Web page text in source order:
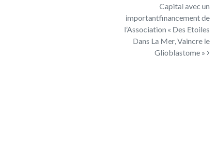
Capital avec un
importantfinancement de
l’Association « Des Etoiles
Dans La Mer, Vaincre le
Glioblastome »